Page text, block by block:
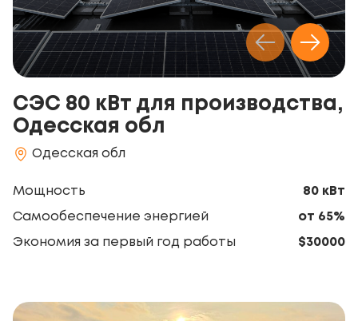
СЭС 80 кВт для производства,
Одесская обл
Одесская обл
Мощность 80 кВт
Самообеспечение энергией от 65%
Экономия за первый год работы $30000